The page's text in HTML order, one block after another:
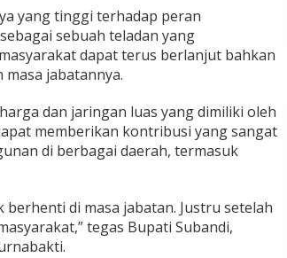
yang tinggi terhadap peran
sebuah teladan yang
dapat terus berlanjut bahkan
jabatannya.
dan jaringan luas yang dimiliki oleh
memberikan kontribusi yang sangat
di berbagai daerah, termasuk
di masa jabatan. Justru setelah
tegas Bupati Subandi,
Spoiler Spider-Man di Bioskop
Berujung Petaka, Pria Ini Apes